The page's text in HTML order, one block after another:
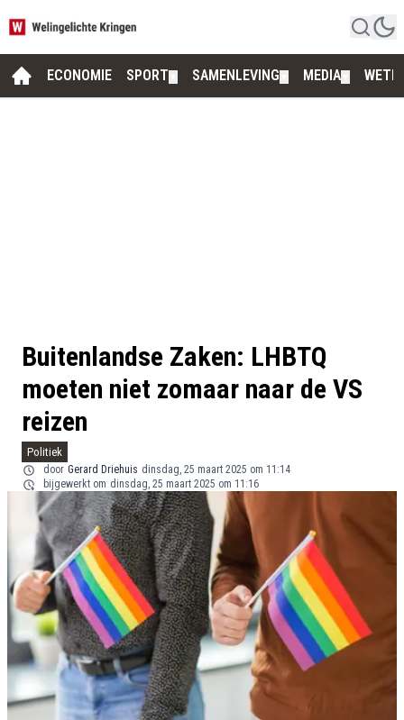
ECONOMIE SPORT SAMENLEVING MEDIA
Buitenlandse Zaken: LHBTQ
moeten niet zomaar naar de VS
reizen
Politiek
door Gerard Driehuis dinsdag, 25 maart 2025 om 11:14
bijgewerkt om dinsdag, 25 maart 2025 om 11:16